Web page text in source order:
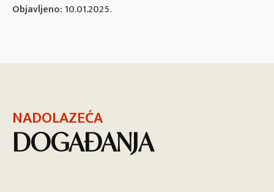
Objavljeno: 10.01.2025.
NADOLAZEĆA
DOGAĐANJA